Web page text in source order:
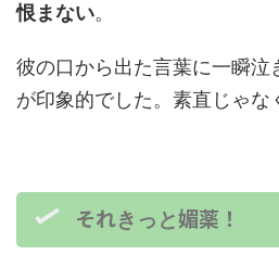
恨まない。
彼の口から出た言葉に一瞬泣
が印象的でした。素直じゃな
それきっと媚薬！